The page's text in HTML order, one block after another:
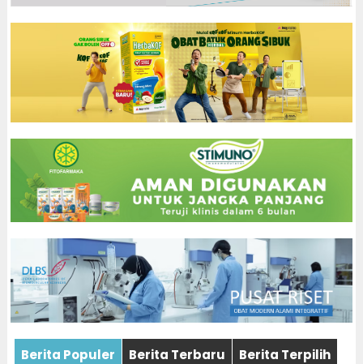
Berita Populer Berita Terbaru Berita Terpilih